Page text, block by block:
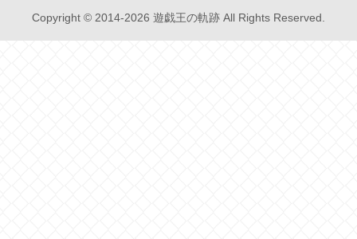
Copyright © 2014-2026 遊戯王の軌跡 All Rights Reserved.